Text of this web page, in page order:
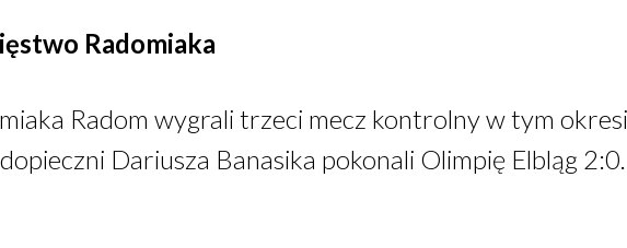
Radomiaka
Radom wygrali trzeci mecz kontrolny w tym
Dariusza Banasika pokonali Olimpię Elbląg 2:0.